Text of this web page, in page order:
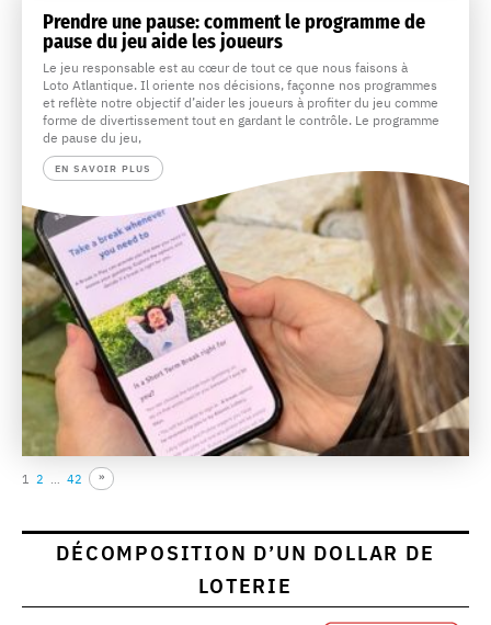
Prendre une pause: comment le programme de
pause du jeu aide les joueurs
Le jeu responsable est au cœur de tout ce que nous faisons à
Loto Atlantique. Il oriente nos décisions, façonne nos programmes
et reflète notre objectif d’aider les joueurs à profiter du jeu comme
forme de divertissement tout en gardant le contrôle. Le programme
de pause du jeu,
EN SAVOIR PLUS
1 2 … 42
DÉCOMPOSITION D’UN DOLLAR DE
LOTERIE